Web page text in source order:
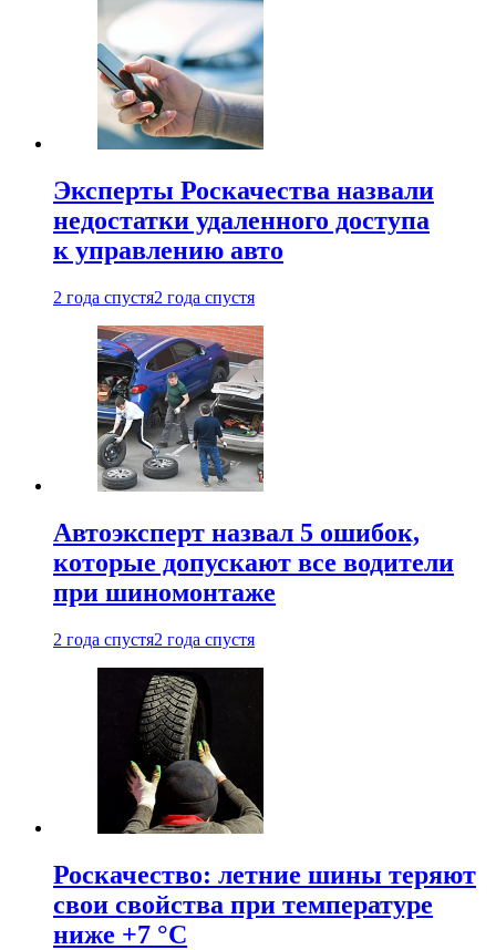
Эксперты Роскачества назвали
недостатки удаленного доступа
к управлению авто
2 года спустя2 года спустя
Автоэксперт назвал 5 ошибок,
которые допускают все водители
при шиномонтаже
2 года спустя2 года спустя
Роскачество: летние шины теряют
свои свойства при температуре
ниже +7 °C